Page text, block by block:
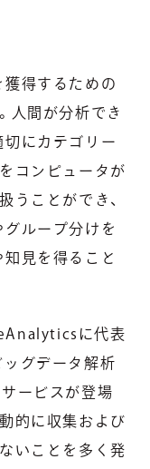
得するための
人間が分析でき
にカテゴリー
コンピュータが
うことができ、
ループ分けを
見を得ること
に代表
グデータ解析
ービスが登場
的に収集および
いことを多く発